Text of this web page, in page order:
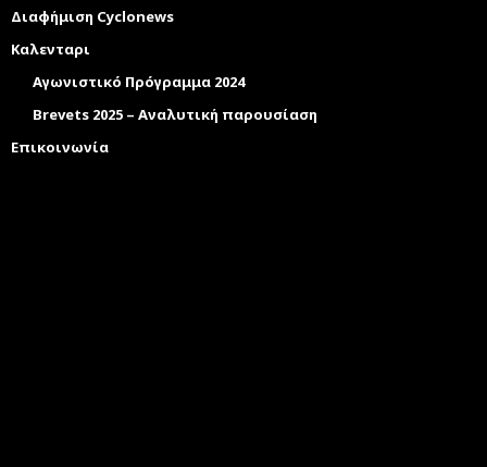
Διαφήμιση Cyclonews
Καλενταρι
Αγωνιστικό Πρόγραμμα 2024
Brevets 2025 – Αναλυτική παρουσίαση
Επικοινωνία